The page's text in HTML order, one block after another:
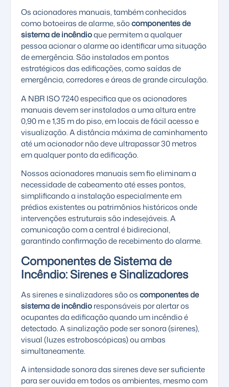
Os acionadores manuais, também conhecidos
como botoeiras de alarme, sãocomponentes de
sistema de incêndioque permitem a qualquer
pessoa acionar o alarme ao identificar uma situação
de emergência. São instalados em pontos
estratégicos das edificações, como saídas de
emergência, corredores e áreas de grande circulação.
A NBR ISO 7240 especifica que os acionadores
manuais devem ser instalados a uma altura entre
0,90 m e 1,35 m do piso, em locais de fácil acesso e
visualização. A distância máxima de caminhamento
até um acionador não deve ultrapassar 30 metros
em qualquer ponto da edificação.
Nossos acionadores manuais sem fio eliminam a
necessidade de cabeamento até esses pontos,
simplificando a instalação especialmente em
prédios existentes ou patrimônios históricos onde
intervenções estruturais são indesejáveis. A
comunicação com a central é bidirecional,
garantindo confirmação de recebimento do alarme.
Componentes de Sistema de
Incêndio: Sirenes e Sinalizadores
As sirenes e sinalizadores são oscomponentes de
sistema de incêndioresponsáveis por alertar os
ocupantes da edificação quando um incêndio é
detectado. A sinalização pode ser sonora (sirenes),
visual (luzes estroboscópicas) ou ambas
simultaneamente.
A intensidade sonora das sirenes deve ser suficiente
para ser ouvida em todos os ambientes, mesmo com